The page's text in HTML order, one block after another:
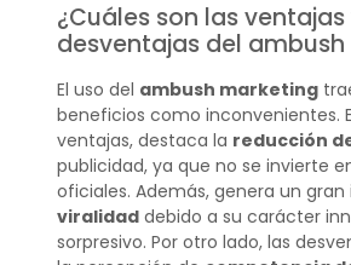
¿Cuáles son las ventajas
desventajas del
El uso del ambush marketing
beneficios como inconvenientes.
ventajas, destaca la reducción
publicidad, ya que no se invierte
oficiales. Además, genera un
viralidaddebido a su carácter
sorpresivo. Por otro lado, las